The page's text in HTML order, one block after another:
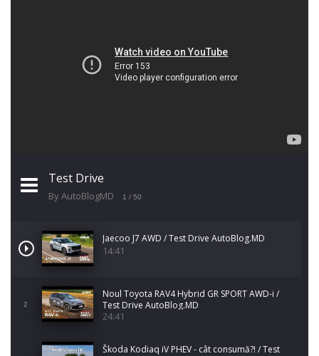
Test Drive
By AutoBlogMD 1 / 50
Jaecoo J7 AWD / Test Drive AutoBlog.MD
14:41
2
Noul Toyota RAV4 Hybrid GR SPORT AWD-i /
Test Drive AutoBlog.MD
24:41
Škoda Kodiaq iV PHEV - cât consumă?! / Test